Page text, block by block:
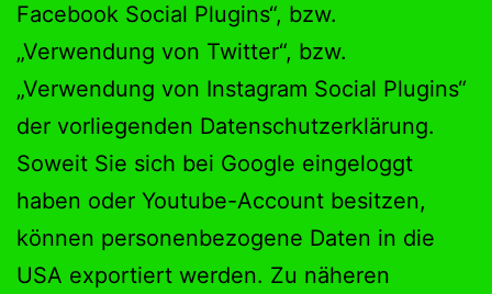
Facebook Social Plugins“, bzw.
„Verwendung von Twitter“, bzw.
„Verwendung von Instagram Social Plugins“
der vorliegenden Datenschutzerklärung.
Soweit Sie sich bei Google eingeloggt
haben oder Youtube-Account besitzen,
können personenbezogene Daten in die
USA exportiert werden. Zu näheren